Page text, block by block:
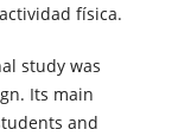
física.
study was
Its main
and